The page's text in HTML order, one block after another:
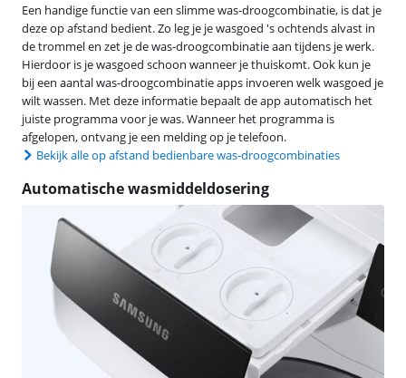
Een handige functie van een slimme was-droogcombinatie, is dat je
deze op afstand bedient. Zo leg je je wasgoed 's ochtends alvast in
de trommel en zet je de was-droogcombinatie aan tijdens je werk.
Hierdoor is je wasgoed schoon wanneer je thuiskomt. Ook kun je
bij een aantal was-droogcombinatie apps invoeren welk wasgoed je
wilt wassen. Met deze informatie bepaalt de app automatisch het
juiste programma voor je was. Wanneer het programma is
afgelopen, ontvang je een melding op je telefoon.
Bekijk alle op afstand bedienbare was-droogcombinaties
Automatische wasmiddeldosering